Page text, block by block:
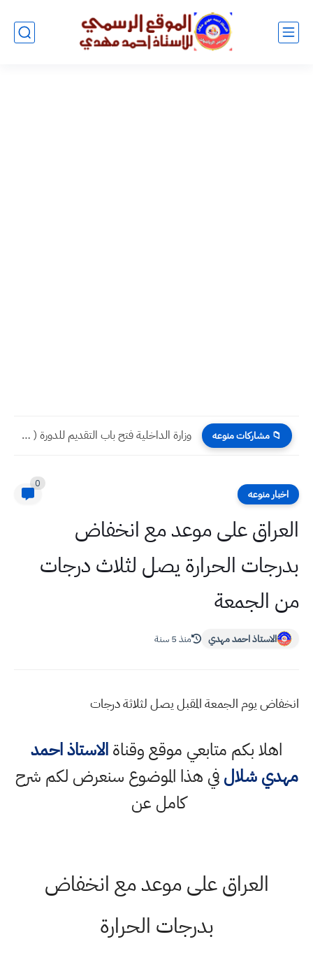
📁 مشاركات منوعه وزارة الداخلية فتح باب التقديم للدورة ( 72) في كلية...
اخبار منوعه
0
العراق على موعد مع انخفاض
بدرجات الحرارة يصل لثلاث درجات
من الجمعة
الاستاذ احمد مهدي منذ 5 سنة
انخفاض يوم الجمعة المقبل يصل لثلاثة درجات
اهلا بكم متابعي موقع وقناةالاستاذ احمد
مهدي شلالفي هذا الموضوع سنعرض لكم شرح
كامل عن
العراق على موعد مع انخفاض
بدرجات الحرارة